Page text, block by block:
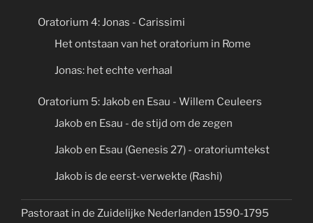
Oratorium 4: Jonas - Carissimi
Het ontstaan van het oratorium in Rome
Jonas: het echte verhaal
Oratorium 5: Jakob en Esau - Willem Ceuleers
Jakob en Esau - de stijd om de zegen
Jakob en Esau (Genesis 27) - oratoriumtekst
Jakob is de eerst-verwekte (Rashi)
Pastoraat in de Zuidelijke Nederlanden 1590-1795